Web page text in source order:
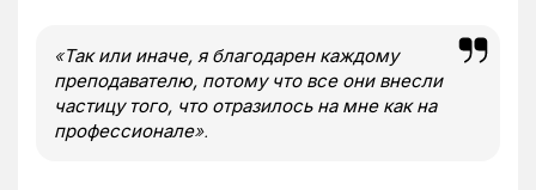
«Так или иначе, я благодарен каждому
преподавателю, потому что все они внесли
частицу того, что отразилось на мне как на
профессионале».